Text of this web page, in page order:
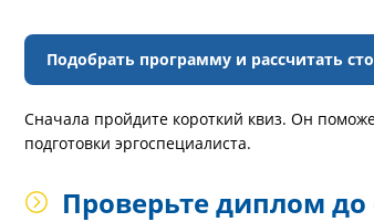
Подобрать программу и рассчитать
Сначала пройдите короткий квиз. Он
подготовки эргоспециалиста.
Проверьте диплом